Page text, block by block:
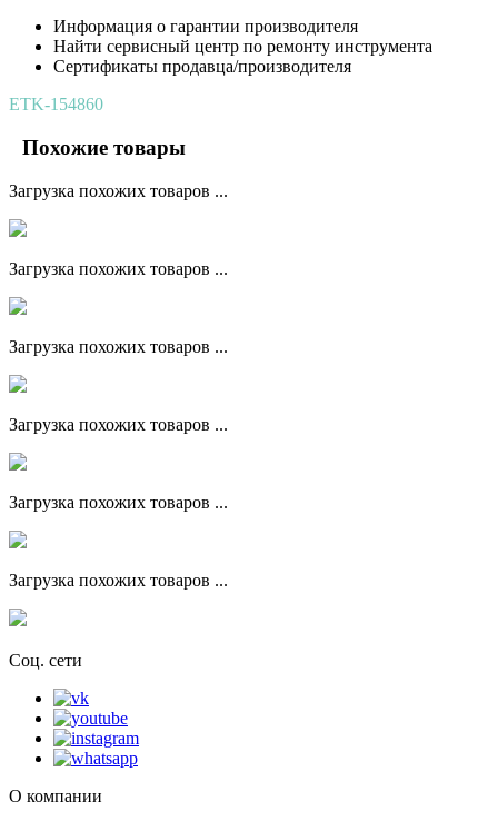
Информация о гарантии производителя
Найти сервисный центр по ремонту инструмента
Сертификаты продавца/производителя
ETK-154860
Похожие товары
Загрузка похожих товаров ...
Загрузка похожих товаров ...
Загрузка похожих товаров ...
Загрузка похожих товаров ...
Загрузка похожих товаров ...
Загрузка похожих товаров ...
Соц. сети
О компании